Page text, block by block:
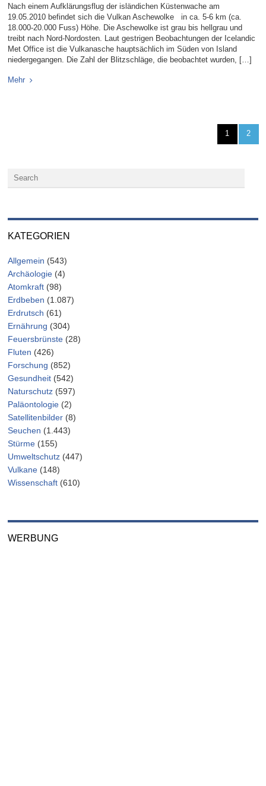
Nach einem Aufklärungsflug der isländichen Küstenwache am
19.05.2010 befindet sich die Vulkan Aschewolke in ca. 5-6 km (ca.
18.000-20.000 Fuss) Höhe. Die Aschewolke ist grau bis hellgrau und
treibt nach Nord-Nordosten. Laut gestrigen Beobachtungen der Icelandic
Met Office ist die Vulkanasche hauptsächlich im Süden von Island
niedergegangen. Die Zahl der Blitzschläge, die beobachtet wurden, […]
Mehr
1 2
KATEGORIEN
Allgemein (543)
Archäologie (4)
Atomkraft (98)
Erdbeben (1.087)
Erdrutsch (61)
Ernährung (304)
Feuersbrünste (28)
Fluten (426)
Forschung (852)
Gesundheit (542)
Naturschutz (597)
Paläontologie (2)
Satellitenbilder (8)
Seuchen (1.443)
Stürme (155)
Umweltschutz (447)
Vulkane (148)
Wissenschaft (610)
WERBUNG